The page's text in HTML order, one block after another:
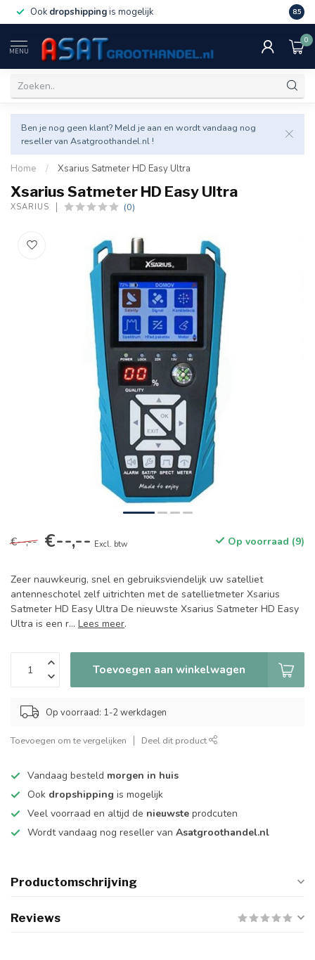
Ook dropshippingis mogelijk Veel
8.5
MENU
0
Ben je nog geen klant? Meld je aan en wordt vandaag nog
reseller van Asatgroothandel.nl !
Home / Xsarius Satmeter HD Easy Ultra
Xsarius Satmeter HD Easy Ultra
XSARIUS (0)
€--,-- €--,-- Excl. btw Op voorraad (9)
Zeer nauwkeurig, snel en gebruiksviendelijk uw satelliet
antenneschotel zelf uitrichten met de satellietmeter Xsarius
Satmeter HD Easy Ultra De nieuwste Xsarius Satmeter HD Easy
Ultra is een r... Lees meer.
Toevoegen aan winkelwagen
Op voorraad: 1-2 werkdagen
Toevoegen om te vergelijken Deel dit product
Vandaag besteld morgen in huis
Ook dropshipping is mogelijk
Veel voorraad en altijd de nieuwste prodcuten
Wordt vandaag nog reseller van Asatgroothandel.nl
Productomschrijving
Reviews